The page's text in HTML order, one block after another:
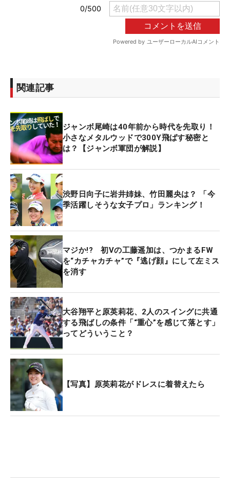
関連記事
ジャンボ尾崎は40年前から時代を先取り！
小さなメタルウッドで300Y飛ばす秘密と
は？【ジャンボ軍団が解説】
渋野日向子に岩井姉妹、竹田麗央は？ 「今
季活躍しそうな女子プロ」ランキング！
マジか!? 初Vの工藤遥加は、つかまるFW
を“カチャカチャ”で『逃げ顔』にして左ミス
を消す
大谷翔平と原英莉花、2人のスイングに共通
する飛ばしの条件「“重心”を感じて落とす」
ってどういうこと？
【写真】原英莉花がドレスに着替えたら